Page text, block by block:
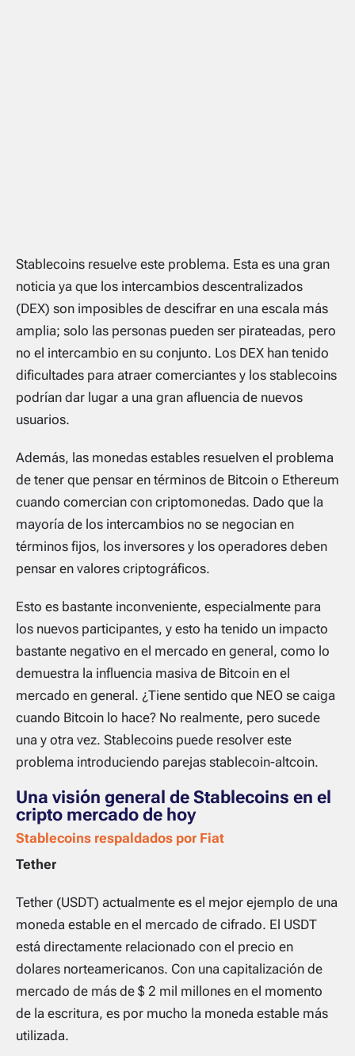
Stablecoins resuelve este problema. Esta es una gran
noticia ya que los intercambios descentralizados
(DEX) son imposibles de descifrar en una escala más
amplia; solo las personas pueden ser pirateadas, pero
no el intercambio en su conjunto. Los DEX han tenido
dificultades para atraer comerciantes y los stablecoins
podrían dar lugar a una gran afluencia de nuevos
usuarios.
Además, las monedas estables resuelven el problema
de tener que pensar en términos de Bitcoin o Ethereum
cuando comercian con criptomonedas. Dado que la
mayoría de los intercambios no se negocian en
términos fijos, los inversores y los operadores deben
pensar en valores criptográficos.
Esto es bastante inconveniente, especialmente para
los nuevos participantes, y esto ha tenido un impacto
bastante negativo en el mercado en general, como lo
demuestra la influencia masiva de Bitcoin en el
mercado en general. ¿Tiene sentido que NEO se caiga
cuando Bitcoin lo hace? No realmente, pero sucede
una y otra vez. Stablecoins puede resolver este
problema introduciendo parejas stablecoin-altcoin.
Una visión general de Stablecoins en el
cripto mercado de hoy
Stablecoins respaldados por Fiat
Tether
Tether (USDT) actualmente es el mejor ejemplo de una
moneda estable en el mercado de cifrado. El USDT
está directamente relacionado con el precio en
dolares norteamericanos. Con una capitalización de
mercado de más de $ 2 mil millones en el momento
de la escritura, es por mucho la moneda estable más
utilizada.